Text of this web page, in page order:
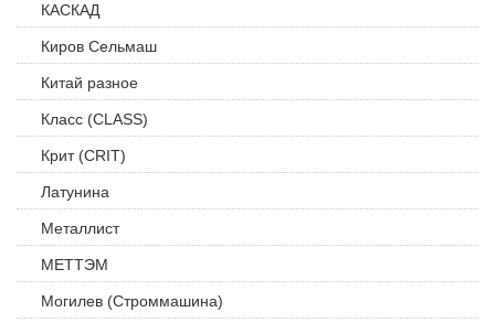
КАСКАД
Киров Сельмаш
Китай разное
Класс (CLASS)
Крит (CRIT)
Латунина
Металлист
МЕТТЭМ
Могилев (Строммашина)